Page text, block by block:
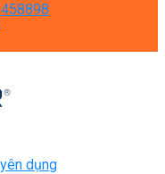
dụng